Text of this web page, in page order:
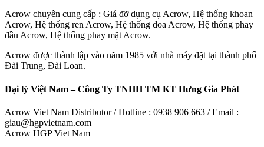
Acrow chuyên cung cấp : Giá đỡ dụng cụ Acrow, Hệ thống khoan
Acrow, Hệ thống ren Acrow, Hệ thống doa Acrow, Hệ thống phay
đầu Acrow, Hệ thống phay mặt Acrow.
Acrow được thành lập vào năm 1985 với nhà máy đặt tại thành phố
Đài Trung, Đài Loan.
Đại lý Việt Nam – Công Ty TNHH TM KT Hưng Gia Phát
Acrow Viet Nam Distributor / Hotline : 0938 906 663 / Email :
giau@hgpvietnam.com
Acrow HGP Viet Nam